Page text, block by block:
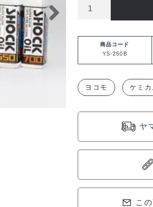
ー
レ
ド
シ
ッ
商品コード
YS-250B
ヨコモ ケミカ
ヤ
こ